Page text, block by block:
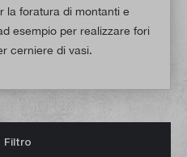
la foratura di montanti e
esempio per realizzare fori
cerniere di vasi.
Filtro